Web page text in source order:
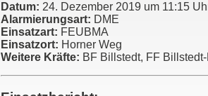
Datum: 24. Dezember 2019 um 11:15
Alarmierungsart: DME
Einsatzart: FEUBMA
Einsatzort: Horner Weg
Weitere Kräfte: BF Billstedt, FF